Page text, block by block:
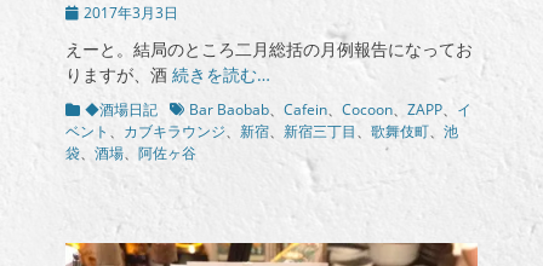
投
日
2017年3月3日
えーと。結局のところ二月総括の月例報告になってお
りますが、酒 続きを読む…
カ
テ
ゴ
◆酒場日記 タ
グ
Bar Baobab、 Cafein、 Cocoon、 ZAPP、 イ
ベント 、 カブキラウンジ、 新宿、 新宿三丁目、 歌舞伎町、 池
袋、 酒場、 阿佐ヶ谷